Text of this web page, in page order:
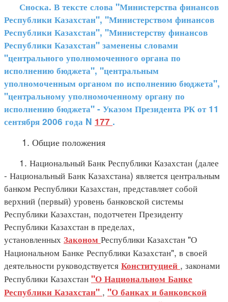
Сноска. В тексте слова "Министерства финансов
Республики Казахстан", "Министерством финансов
Республики Казахстан", "Министерству финансов
Республики Казахстан" заменены словами
"центрального уполномоченного органа по
исполнению бюджета", "центральным
уполномоченным органом по исполнению бюджета",
"центральному уполномоченному органу по
исполнению бюджета" - Указом Президента РК от 11
сентября 2006 года N 177 .
1. Общие положения
1. Национальный Банк Республики Казахстан (далее
- Национальный Банк Казахстана) является центральным
банком Республики Казахстан, представляет собой
верхний (первый) уровень банковской системы
Республики Казахстан, подотчетен Президенту
Республики Казахстан в пределах,
установленных Законом Республики Казахстан "О
Национальном Банке Республики Казахстан", в своей
деятельности руководствуется Конституцией , законами
Республики Казахстан "О Национальном Банке
Республики Казахстан" , "О банках и банковской